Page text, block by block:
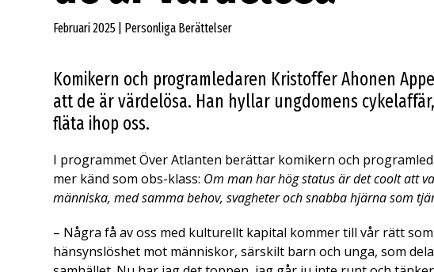
Februari 2025 | Personliga Berättelser
Komikern och programledaren Kristoffer Ahonen
att de är värdelösa. Han hyllar ungdomens
fläta ihop oss.
I programmet Över Atlanten berättar komikern och
mer känd som obs-klass: Om man har hög status är det coolt att
människa, med samma behov, svagheter och snabba hjärna som
– Några få av oss med kulturellt kapital kommer till vår rätt
hänsynslöshet mot människor, särskilt barn och unga, som